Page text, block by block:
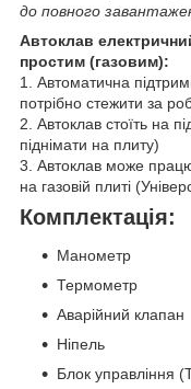
до повного
Автоклав
простим (газовим):
1. Автоматична
потрібно стежити за
2. Автоклав стоїть на
піднімати на плиту)
3. Автоклав може
на газовій плиті
Комплектація:
Манометр
Термометр
Аварійний клапан
Ніпель
Блок управління